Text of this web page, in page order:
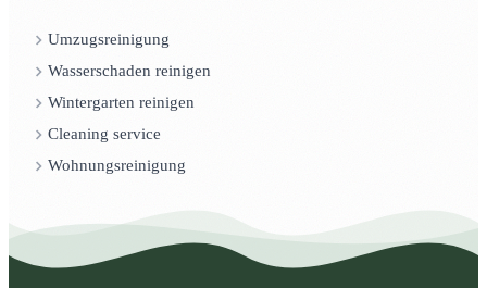
Umzugsreinigung
Wasserschaden reinigen
Wintergarten reinigen
Cleaning service
Wohnungsreinigung